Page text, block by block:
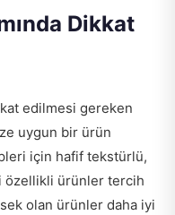
Dikkat
edilmesi gereken
uygun bir ürün
için hafif tekstürlü,
özellikli ürünler tercih
olan ürünler daha iyi